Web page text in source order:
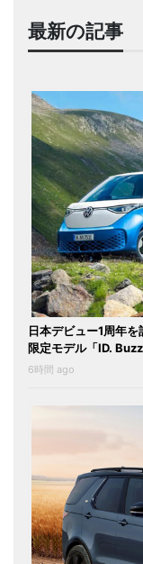
最新の記事
日本デビュー1周年
限定モデル「ID.
6時間 ago